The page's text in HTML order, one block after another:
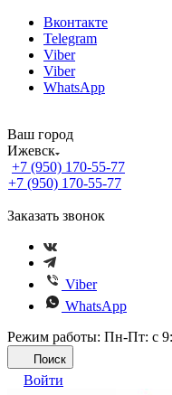
Вконтакте
Telegram
Viber
Viber
WhatsApp
Ваш город
Ижевск
+7 (950) 170-55-77
+7 (950) 170-55-77
Заказать звонок
Viber
WhatsApp
Режим работы: Пн-Пт: с
Поиск
Войти